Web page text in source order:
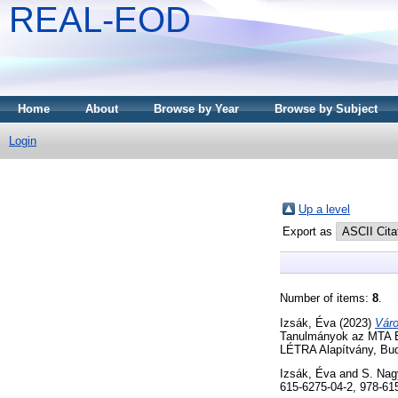
REAL-EOD
Home About Browse by Year Browse by Subject
Login
Up a level
Export as
Number of items: 8
Izsák, Éva (2023)
Tanulmányok az MTA
LÉTRA Alapítvány,
Izsák, Évaand S.
615-6275-04-2, 978-